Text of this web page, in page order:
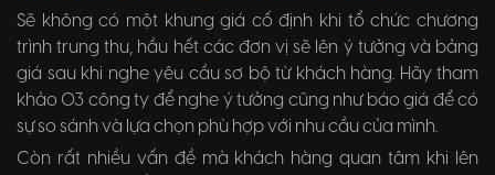
Sẽ không có một khung giá cố định khi tổ chức chương
trình trung thu, hầu hết các đơn vị sẽ lên ý tưởng và bảng
giá sau khi nghe yêu cầu sơ bộ từ khách hàng. Hãy tham
khảo 03 công ty để nghe ý tưởng cũng như báo giá để có
sự so sánh và lựa chọn phù hợp với nhu cầu của mình.
Còn rất nhiều vấn đề mà khách hàng quan tâm khi lên